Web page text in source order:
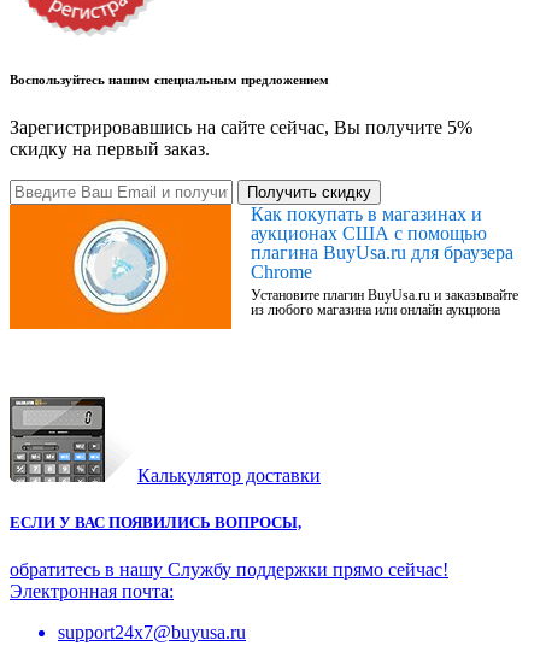
Воспользуйтесь нашим специальным предложением
Зарегистрировавшись на сайте сейчас, Вы получите 5%
скидку на первый заказ.
Получить скидку
Как покупать в магазинах и
аукционах США с помощью
плагина BuyUsa.ru для браузера
Chrome
Установите плагин BuyUsa.ru и заказывайте
из любого магазина или онлайн аукциона
Калькулятор доставки
ЕСЛИ У ВАС ПОЯВИЛИСЬ ВОПРОСЫ,
обратитесь в нашу Службу поддержки прямо сейчас!
Электронная почта:
support24x7@buyusa.ru